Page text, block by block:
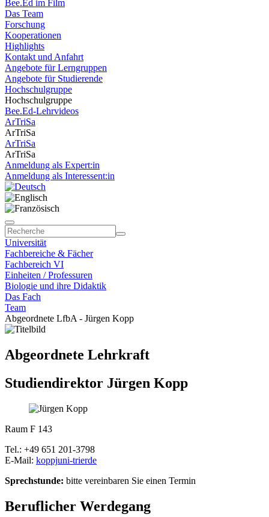
Bee.Ed im Film
Das Team
Forschung
Kooperationen
Highlights
Kontakt und Anfahrt
Angebote für Lerngruppen
Angebote für Studierende
Hochschulgruppe
Hochschulgruppe
Bee.Ed-Lehrvideos
ArTriSa
ArTriSa
ArTriSa
ArTriSa
Anmeldung als Expert:in
Anmeldung als Interessent:in
Universität
Fachbereiche & Fächer
Fachbereich VI
Einheiten / Professuren
Biologie und ihre Didaktik
Das Fach
Team
Abgeordnete LfbA - Jürgen Kopp
Abgeordnete Lehrkraft
Studiendirektor Jürgen Kopp
Raum F 143
Tel.: +49 651 201-3798
E-Mail: koppjuni-trierde
Sprechstunde: bitte vereinbaren Sie einen Termin
Beruflicher Werdegang